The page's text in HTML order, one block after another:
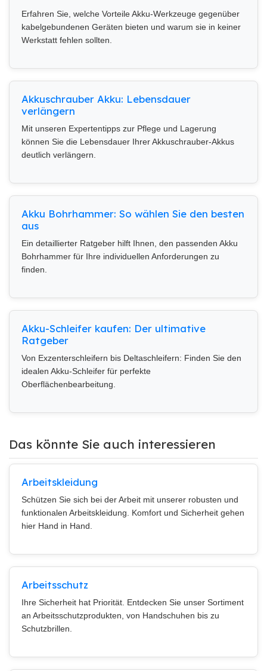
Erfahren Sie, welche Vorteile Akku-Werkzeuge gegenüber
kabelgebundenen Geräten bieten und warum sie in keiner
Werkstatt fehlen sollten.
Akkuschrauber Akku: Lebensdauer
verlängern
Mit unseren Expertentipps zur Pflege und Lagerung
können Sie die Lebensdauer Ihrer Akkuschrauber-Akkus
deutlich verlängern.
Akku Bohrhammer: So wählen Sie den besten
aus
Ein detaillierter Ratgeber hilft Ihnen, den passenden Akku
Bohrhammer für Ihre individuellen Anforderungen zu
finden.
Akku-Schleifer kaufen: Der ultimative
Ratgeber
Von Exzenterschleifern bis Deltaschleifern: Finden Sie den
idealen Akku-Schleifer für perfekte
Oberflächenbearbeitung.
Das könnte Sie auch interessieren
Arbeitskleidung
Schützen Sie sich bei der Arbeit mit unserer robusten und
funktionalen Arbeitskleidung. Komfort und Sicherheit gehen
hier Hand in Hand.
Arbeitsschutz
Ihre Sicherheit hat Priorität. Entdecken Sie unser Sortiment
an Arbeitsschutzprodukten, von Handschuhen bis zu
Schutzbrillen.